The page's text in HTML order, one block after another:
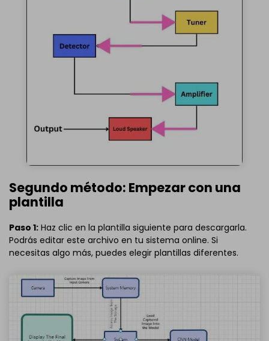
Segundo método: Empezar con una
plantilla
Paso 1: Haz clic en la plantilla siguiente para descargarla.
Podrás editar este archivo en tu sistema online. Si
necesitas algo más, puedes elegir plantillas diferentes.